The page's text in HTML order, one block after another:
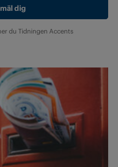
du Tidningen Accents